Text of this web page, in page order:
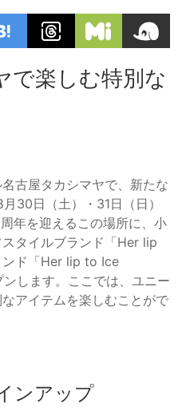
で楽しむ特別な
古屋タカシマヤで、新たな
30日（土）・31日（日）
年を迎えるこの場所に、小
タイルブランド「Her lip
ンド「Her lip to Ice
します。ここでは、ユニー
アイテムを楽しむことがで
ンアップ